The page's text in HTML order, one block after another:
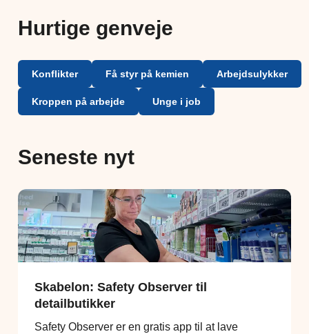
Hurtige genveje
Konflikter Få styr på kemien Arbejdsulykker
Kroppen på arbejde Unge i job
Seneste nyt
Skabelon: Safety Observer til
detailbutikker
Safety Observer er en gratis app til at lave